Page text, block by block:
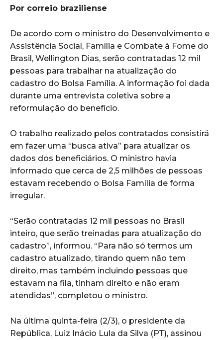
Por correio braziliense
De acordo com o ministro do Desenvolvimento e
Assistência Social, Família e Combate à Fome do
Brasil, Wellington Dias, serão contratadas 12 mil
pessoas para trabalhar na atualização do
cadastro do Bolsa Família. A informação foi dada
durante uma entrevista coletiva sobre a
reformulação do benefício.
O trabalho realizado pelos contratados consistirá
em fazer uma “busca ativa” para atualizar os
dados dos beneficiários. O ministro havia
informado que cerca de 2,5 milhões de pessoas
estavam recebendo o Bolsa Família de forma
irregular.
“Serão contratadas 12 mil pessoas no Brasil
inteiro, que serão treinadas para atualização do
cadastro”, informou. “Para não só termos um
cadastro atualizado, tirando quem não tem
direito, mas também incluindo pessoas que
estavam na fila, tinham direito e não eram
atendidas”, completou o ministro.
Na última quinta-feira (2/3), o presidente da
República, Luiz Inácio Lula da Silva (PT), assinou